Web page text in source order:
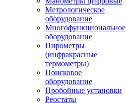
Метрологическое
оборудование
Многофункциональное
оборудование
Пирометры
(инфракрасные
термометры)
Поисковое
оборудование
Пробойные установки
Реостаты